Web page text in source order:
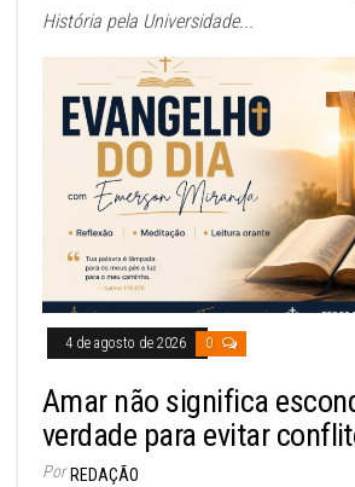
História pela Universidade...
4 de agosto de 2026 0
Amar não significa
verdade para evitar
Por REDAÇÃO